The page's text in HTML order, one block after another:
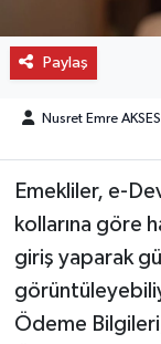
Paylaş
Nusret Emre AKSES
Emekliler, e-
kollarına göre
giriş yaparak
Ödeme